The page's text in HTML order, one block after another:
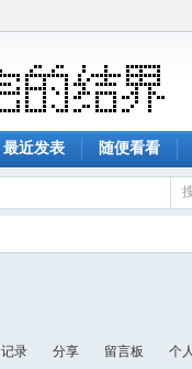
最近发表 随便看看
记录 分享 留言板 个